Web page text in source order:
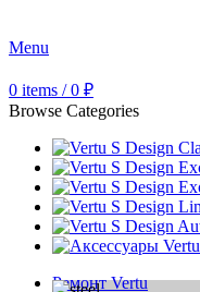
Menu
0 items / 0 ₽
Browse Categories
Ремонт Vertu